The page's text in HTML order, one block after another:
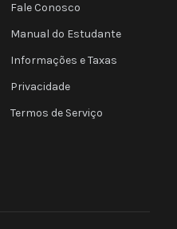
Fale Conosco
Manual do Estudante
Informações e Taxas
Privacidade
Termos de Serviço